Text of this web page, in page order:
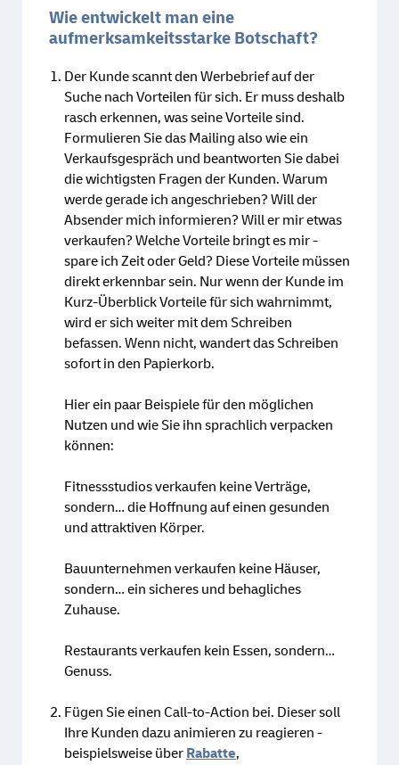
Wie entwickelt man eine
aufmerksamkeitsstarke Botschaft?
Der Kunde scannt den Werbebrief auf der
Suche nach Vorteilen für sich. Er muss deshalb
rasch erkennen, was seine Vorteile sind.
Formulieren Sie das Mailing also wie ein
Verkaufsgespräch und beantworten Sie dabei
die wichtigsten Fragen der Kunden. Warum
werde gerade ich angeschrieben? Will der
Absender mich informieren? Will er mir etwas
verkaufen? Welche Vorteile bringt es mir -
spare ich Zeit oder Geld? Diese Vorteile müssen
direkt erkennbar sein. Nur wenn der Kunde im
Kurz-Überblick Vorteile für sich wahrnimmt,
wird er sich weiter mit dem Schreiben
befassen. Wenn nicht, wandert das Schreiben
sofort in den Papierkorb.
Hier ein paar Beispiele für den möglichen
Nutzen und wie Sie ihn sprachlich verpacken
können:
Fitnessstudios verkaufen keine Verträge,
sondern… die Hoffnung auf einen gesunden
und attraktiven Körper.
Bauunternehmen verkaufen keine Häuser,
sondern… ein sicheres und behagliches
Zuhause.
Restaurants verkaufen kein Essen, sondern…
Genuss.
Fügen Sie einen Call-to-Action bei. Dieser soll
Ihre Kunden dazu animieren zu reagieren -
beispielsweise über Rabatte,